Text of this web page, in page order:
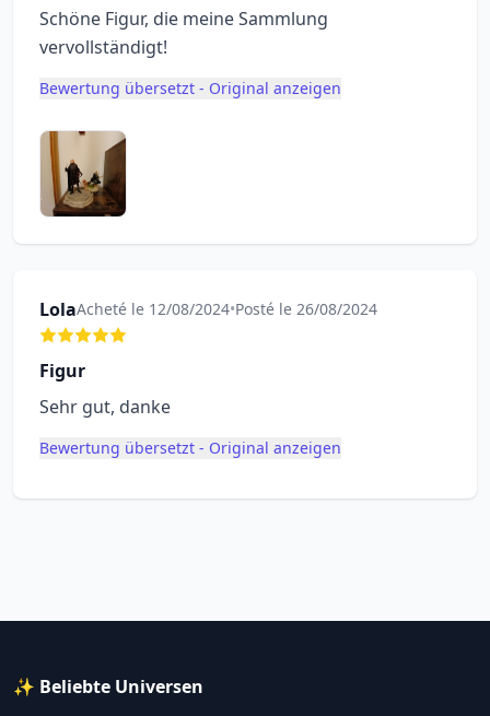
Schöne Figur, die meine Sammlung
vervollständigt!
Bewertung übersetzt - Original anzeigen
LolaAcheté le 12/08/2024•Posté le 26/08/2024
Figur
Sehr gut, danke
Bewertung übersetzt - Original anzeigen
✨ Beliebte Universen